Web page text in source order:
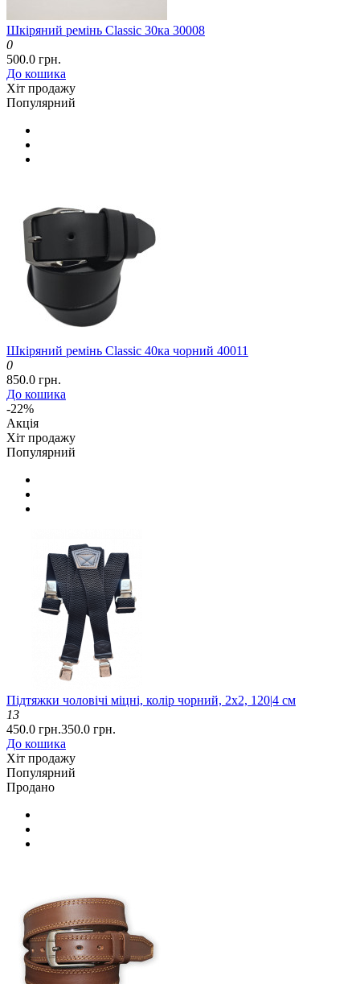
Шкіряний ремінь Classic 30ка 30008
0
500.0 грн.
До кошика
Хіт продажу
Популярний
Шкіряний ремінь Classic 40ка чорний 40011
0
850.0 грн.
До кошика
-22%
Акція
Хіт продажу
Популярний
Підтяжки чоловічі міцні, колір чорний, 2x2, 120|4 см
13
450.0 грн.350.0 грн.
До кошика
Хіт продажу
Популярний
Продано